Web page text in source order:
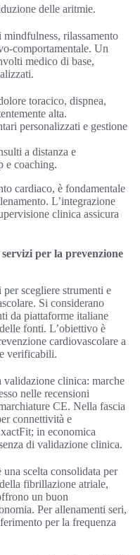
delle aritmie.
rilassamento
comportamentale. Un
medico di base,
toracico, dispnea,
alta.
personalizzati e gestione
a distanza e
e coaching.
cardiaco, è fondamentale
L’integrazione
clinica assicura
per la prevenzione
scegliere strumenti e
Si considerano
da piattaforme italiane
fonti. L’obiettivo è
cardiovascolare a
verificabili.
clinica: marche
nelle recensioni
CE. Nella fascia
connettività e
in economica
di validazione clinica.
scelta consolidata per
fibrillazione atriale,
un buon
Per allenamenti seri,
per la frequenza